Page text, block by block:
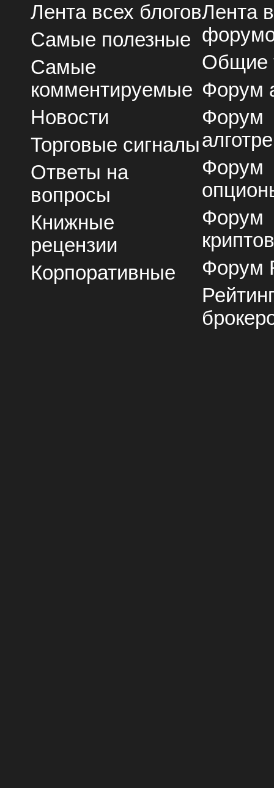
Лента всех блогов
Самые полезные
Самые
комментируемые
Новости
Торговые сигналы
Ответы на
вопросы
Книжные
рецензии
Корпоративные
Лента
Общие
Форум
Форум
Форум
Форум
Форум